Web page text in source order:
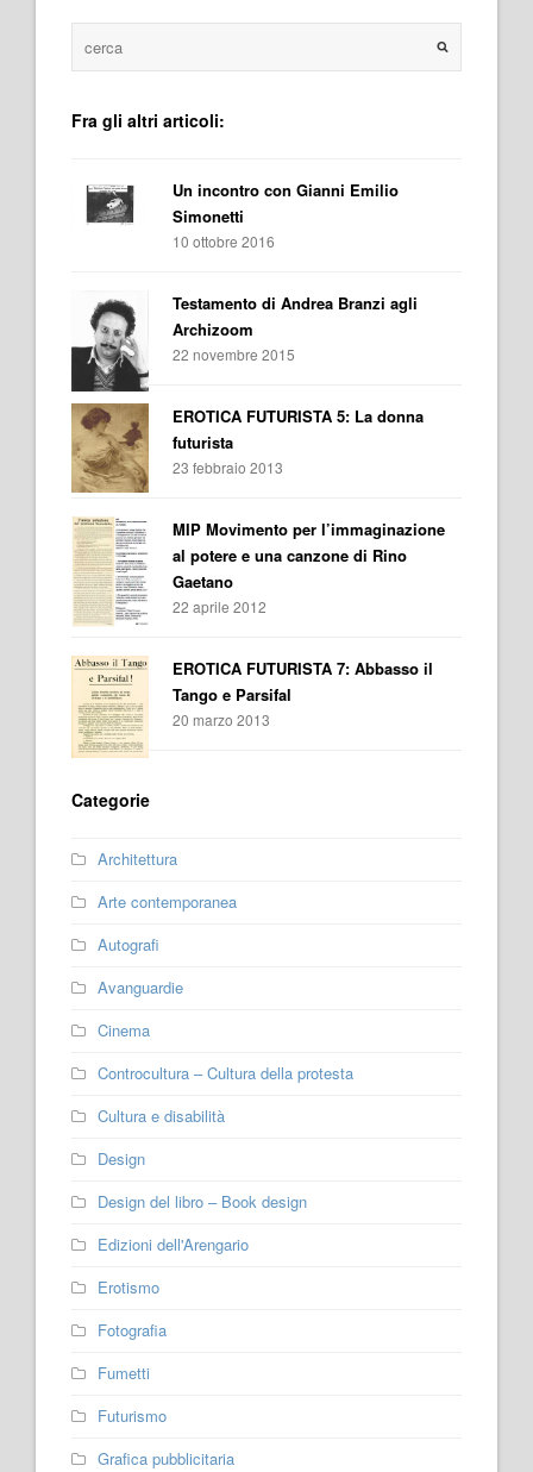
Fra gli altri articoli:
Un incontro con Gianni Emilio
Simonetti
10 ottobre 2016
Testamento di Andrea Branzi agli
Archizoom
22 novembre 2015
EROTICA FUTURISTA 5: La donna
futurista
23 febbraio 2013
MIP Movimento per l’immaginazione
al potere e una canzone di Rino
Gaetano
22 aprile 2012
EROTICA FUTURISTA 7: Abbasso il
Tango e Parsifal
20 marzo 2013
Categorie
Architettura
Arte contemporanea
Autografi
Avanguardie
Cinema
Controcultura – Cultura della protesta
Cultura e disabilità
Design
Design del libro – Book design
Edizioni dell'Arengario
Erotismo
Fotografia
Fumetti
Futurismo
Grafica pubblicitaria